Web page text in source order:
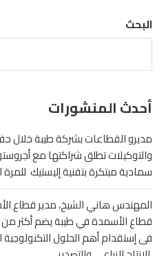
البحث
أحدث المنشورات
مديرو القطاعات بشركة طيبة خلال
سمادية مبتكرة بتفنية إليستيك
المهندس هاني الشيخ، مدير قطاع
فى إستقدام أهم الحلول التكنولوجية